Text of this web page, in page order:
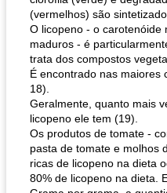
(vermelhos) são
O licopeno - o carotenóide
maduros - é
trata dos compostos
É encontrado nas maiores
18).
Geralmente, quanto mais
licopeno ele tem (19).
Os produtos de tomate -
pasta de tomate e molhos
ricas de licopeno na dieta
80% de licopeno na dieta.